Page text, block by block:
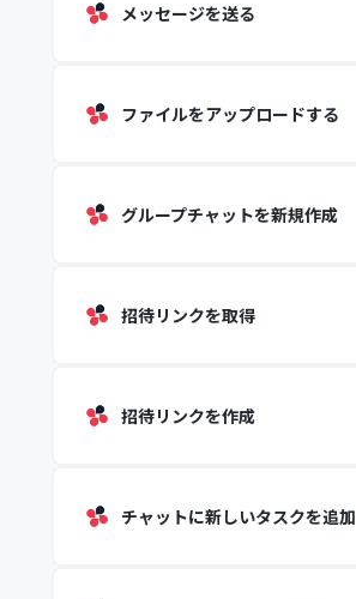
メッセージを送る
ファイルをアップロードする
グループチャットを新規作成
招待リンクを取得
招待リンクを作成
チャットに新しいタスクを追加